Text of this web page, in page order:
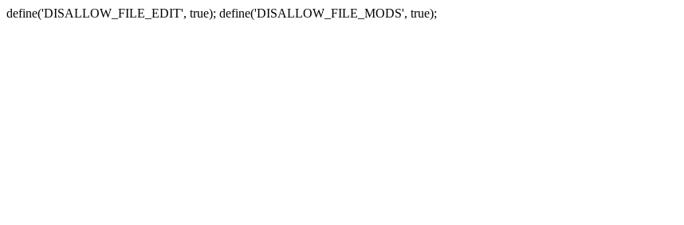
define('DISALLOW_FILE_EDIT', true); define('DISALLOW_FILE_MODS', true);